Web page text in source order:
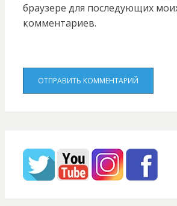
браузере для последующих
комментариев.